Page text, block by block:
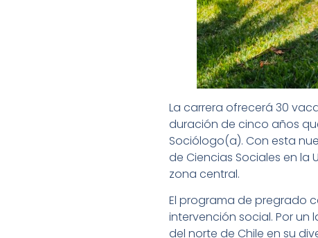
La carrera ofrecerá 30
duración de cinco años
Sociólogo(a). Con esta
de Ciencias Sociales en
zona central.
El programa de pregrado
intervención social. Por
del norte de Chile en su